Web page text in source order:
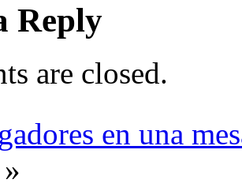
Reply
are closed.
en una
»